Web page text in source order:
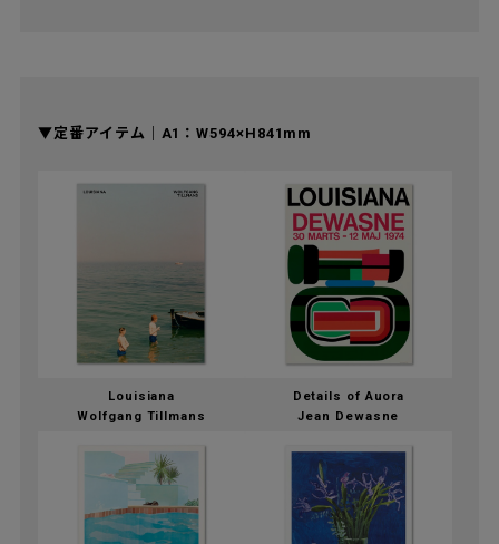
▼定番アイテム｜A1：W594×H841mm
Louisiana
Wolfgang Tillmans
Details of Auora
Jean Dewasne